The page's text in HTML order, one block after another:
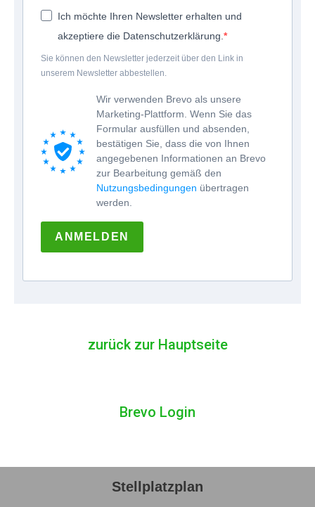
Ich möchte Ihren Newsletter erhalten und
akzeptiere die Datenschutzerklärung.
Sie können den Newsletter jederzeit über den Link in
unserem Newsletter abbestellen.
Wir verwenden Brevo als unsere
Marketing-Plattform. Wenn Sie das
Formular ausfüllen und absenden,
bestätigen Sie, dass die von Ihnen
angegebenen Informationen an Brevo
zur Bearbeitung gemäß den
Nutzungsbedingungen übertragen
werden.
ANMELDEN
zurück zur Hauptseite
Brevo Login
Stellplatzplan